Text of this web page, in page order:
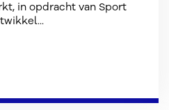
in opdracht van Sport